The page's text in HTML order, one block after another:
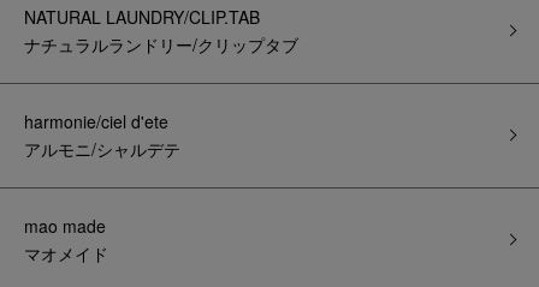
NATURAL LAUNDRY/CLIP.TAB
ナチュラルランドリー/クリップタブ
harmonie/ciel d'ete
アルモニ/シャルデテ
mao made
マオメイド